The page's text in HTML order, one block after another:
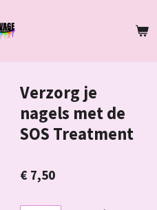
Verzorg je
nagels met de
SOS Treatment
€ 7,50